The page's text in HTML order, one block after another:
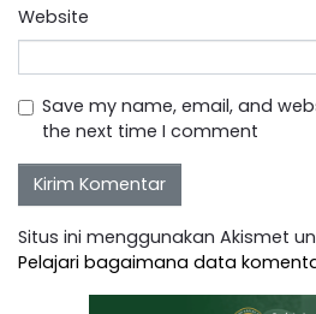
Website
Save my name, email, and
the next time I comment
Situs ini menggunakan Akismet
Pelajari bagaimana data